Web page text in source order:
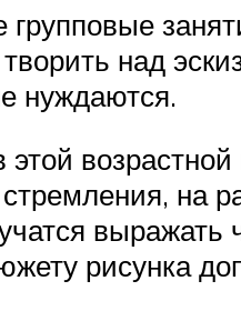
групповые
над
нуждаются.
стремления, на
рисунка